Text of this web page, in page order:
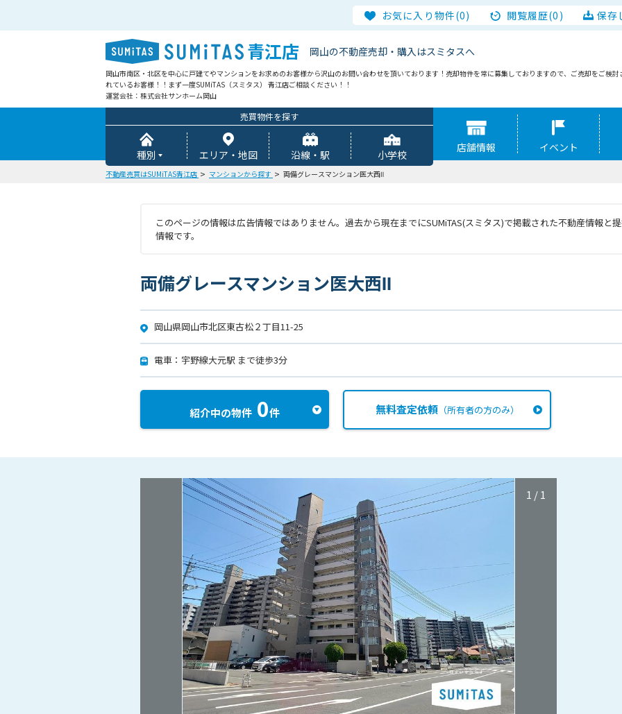
お気に入り物件(0) 閲覧履歴(0) 保存
青江店 岡山の不動産売却・購入はスミタスへ
岡山市南区・北区を中心に戸建てやマンションをお求めのお客様から沢山のお問い合わせを頂いております！売却物件を常に募集しておりますので、ご売却をご検討
れているお客様！！まず一度SUMiTAS（スミタス） 青江店ご相談ください！！
運営会社：株式会社サンホーム岡山
売買物件を探す
種別 エリア・地図 沿線・駅 小学校
店舗情報 イベント
不動産売買はSUMiTAS青江店 マンションから探す 両備グレースマンション医大西Ⅱ
このページの情報は広告情報ではありません。過去から現在までにSUMiTAS(スミタス)で掲載された不動産情報と
情報です。
両備グレースマンション医大西Ⅱ
1 /1
岡山県岡山市北区東古松２丁目11-25
電車：宇野線大元駅 まで徒歩3分
紹介中の物件 0件 無料査定依頼（所有者の方のみ）